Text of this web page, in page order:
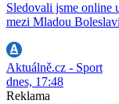
Sledovali jsme online
mezi Mladou
Aktuálně.cz - Sport
dnes, 17:48
Reklama